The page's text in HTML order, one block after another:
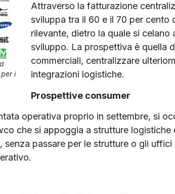
i
Attraverso la fatturazione
sviluppa tra il 60 e il 70 per
rilevante, dietro la quale si
sviluppo. La prospettiva è quella
commerciali, centralizzare
integrazioni logistiche.
Prospettive consumer
operativa proprio in settembre, si
che si appoggia a strutture
passare per le strutture o gli